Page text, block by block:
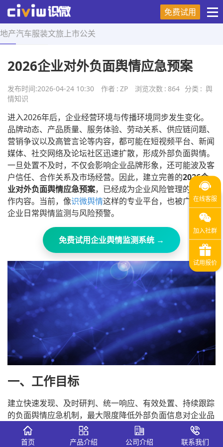
免费试用
地产汽车服装文旅 上市公关
首页 > 舆情知识 > 正文
2026企业对外负面舆情应急预案
发布时间:2026-04-24 10:30 作者 : ZP 浏览次数 : 864 分类 : 舆
情知识
进入2026年后，企业经营环境与传播环境同步发生变化。
品牌动态、产品质量、服务体验、劳动关系、供应链问题、
营销争议以及高管言论等内容，都可能在短视频平台、新闻
媒体、社交网络及论坛社区迅速扩散，形成外部负面舆情。
一旦处置不及时，不仅会影响企业品牌形象，还可能波及客
户信任、合作关系及市场经营。因此，建立完善的2026企
业对外负面舆情应急预案，已经成为企业风险管理的重要工
作内容。当前，像识微舆情这样的专业平台，也被广泛用于
企业日常舆情监测与风险预警。
免费试用企业舆情监测系统 →
一、工作目标
建立快速发现、及时研判、统一响应、有效处置、持续跟踪
的负面舆情应急机制，最大限度降低外部负面信息对企业品
牌声誉、经营秩序及客户信任造成的不良影响。
首页 产品介绍 公司介绍 联系我们